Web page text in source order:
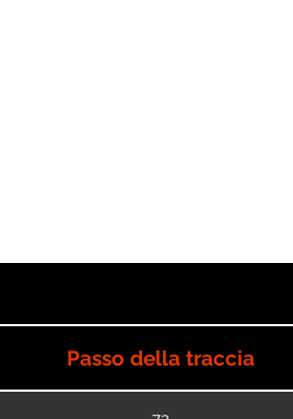
Passo della traccia